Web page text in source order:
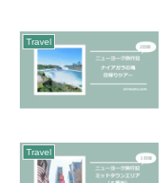
Travel
Travel